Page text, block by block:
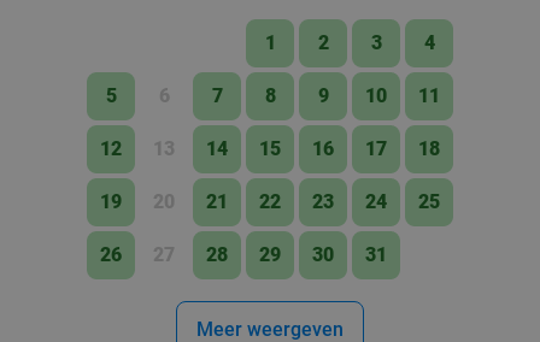
53%
3-gangendiner à la carte bij Banka Nunspeet
Morgen Zo Ma
Di
Banka Nunspeet
9.3
Nunspeet 28 min.
Verkocht: 1.931 Regulier €42
1 2 3 4
5 6 7 8 9 10 11
12 13 14 15 16 17 18
19 20 21 22 23 24 25
26 27 28 29 30 31
Meer weergeven